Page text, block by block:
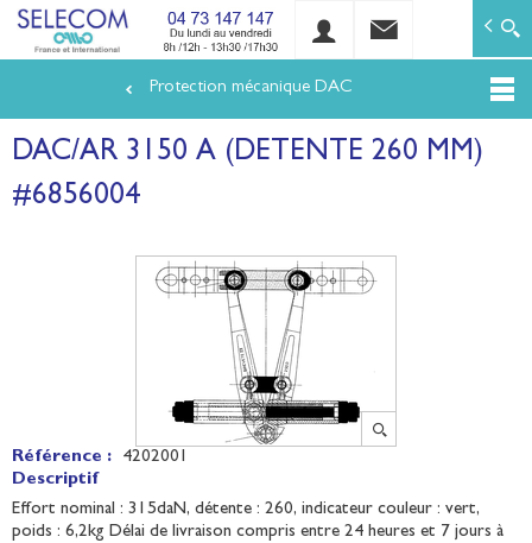
au
contenu
SELECOM
Matériels de réseaux électriques basse tension et
Protection mécanique DAC
DAC/AR 3150 A (DETENTE 260 MM)
#6856004
Référence :
4202001
Descriptif
Effort nominal : 315daN, détente : 260, indicateur couleur : vert,
poids : 6,2kg Délai de livraison compris entre 24 heures et 7 jours à